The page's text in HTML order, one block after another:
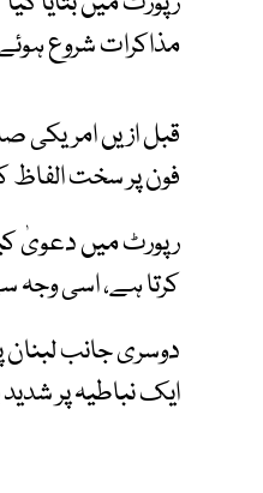
مذاکرات شروع
قبل ازیں امریکی
فون پر سخت الفاظ
رپورٹ میں دعویٰ
کرتا ہے، اسی وجہ
دوسری جانب
ایک نباطیہ پر